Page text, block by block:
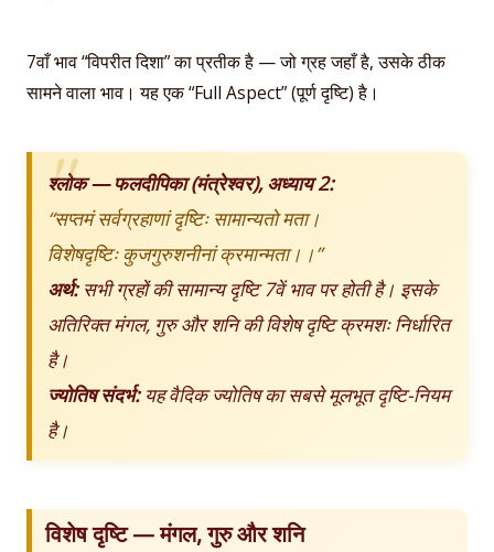
7वाँ भाव “विपरीत दिशा” का प्रतीक है — जो ग्रह जहाँ है, उसके ठीक
सामने वाला भाव। यह एक “Full Aspect” (पूर्ण दृष्टि) है।
श्लोक — फलदीपिका (मंत्रेश्वर), अध्याय 2:
“सप्तमं सर्वग्रहाणां दृष्टिः सामान्यतो मता।
विशेषदृष्टिः कुजगुरुशनीनां क्रमान्मता।।”
अर्थ:सभी ग्रहों की सामान्य दृष्टि 7वें भाव पर होती है। इसके
अतिरिक्त मंगल, गुरु और शनि की विशेष दृष्टि क्रमशः निर्धारित
है।
ज्योतिष संदर्भ:यह वैदिक ज्योतिष का सबसे मूलभूत दृष्टि-नियम
है।
विशेष दृष्टि — मंगल, गुरु और शनि